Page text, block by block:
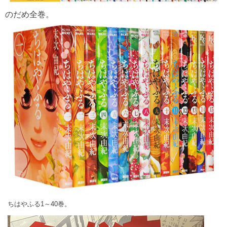
のだめ全巻。
ちはやふる1～40巻。